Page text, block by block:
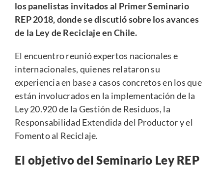
los panelistas invitados al Primer Seminario
REP 2018, donde se discutió sobre los avances
de la Ley de Reciclaje en Chile.
El encuentro reunió expertos nacionales e
internacionales, quienes relataron su
experiencia en base a casos concretos en los que
están involucrados en la implementación de la
Ley 20.920 de la Gestión de Residuos, la
Responsabilidad Extendida del Productor y el
Fomento al Reciclaje.
El objetivo del Seminario Ley REP